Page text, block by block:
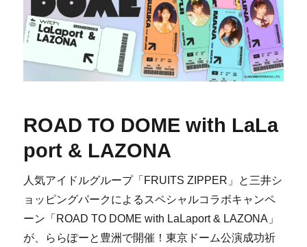
ROAD TO DOME with LaLa
port & LAZONA
人気アイドルグループ「FRUITS ZIPPER」と三井シ
ョッピングパークによるスペシャルコラボキャンペ
ーン「ROAD TO DOME with LaLaport & LAZONA」
が、ららぽーと豊洲で開催！東京ドーム公演成功祈